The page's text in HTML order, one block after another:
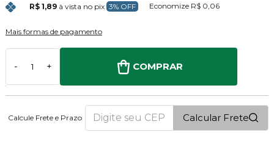
R$ 1,89 à vista no pix 3% OFF Economize R$ 0,06
Mais formas de pagamento
- + COMPRAR
Calcule Frete e Prazo Calcular Frete